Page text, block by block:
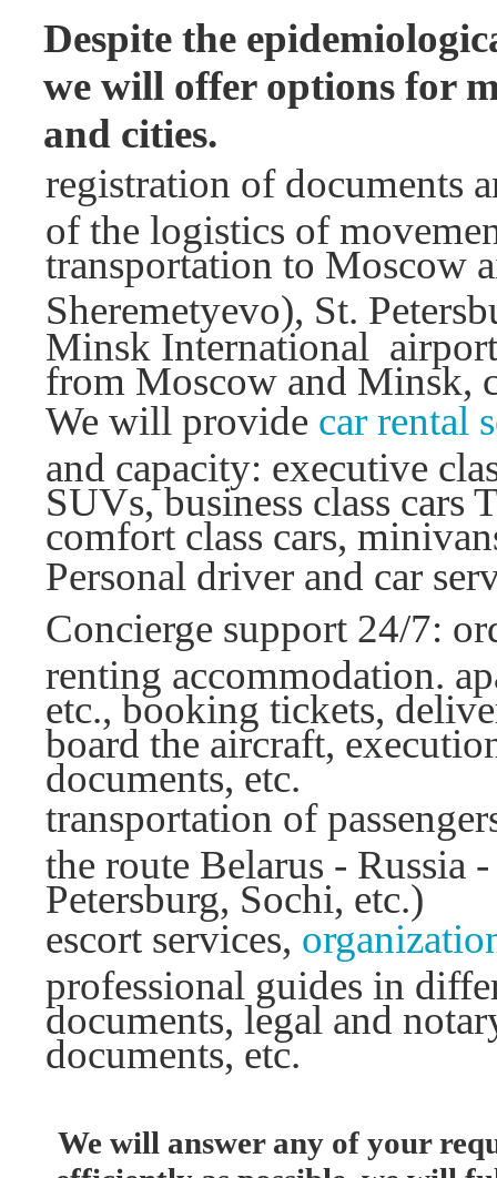
Despite the
we will offer options for
and cities.
registration of documents
of the logistics of
transportation to Moscow
Sheremetyevo), St.
Minsk International
from Moscow and Minsk,
We will provide car rental
and capacity: executive
SUVs, business class cars
comfort class cars,
Personal driver and car
Concierge support 24/7:
renting accommodation.
etc., booking tickets,
board the aircraft,
documents, etc.
transportation of
the route Belarus - Russia
Petersburg, Sochi, etc.)
escort services,
professional guides in
documents, legal and
documents, etc.
We will answer any of your